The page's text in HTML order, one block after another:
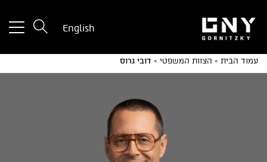
English
עמוד הבית » הצוות המשפטי » דובי גרוס